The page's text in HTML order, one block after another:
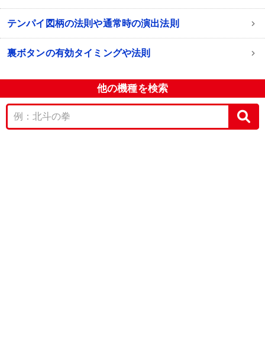
テンパイ図柄の法則や通常時の演出法則
裏ボタンの有効タイミングや法則
他の機種を検索